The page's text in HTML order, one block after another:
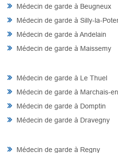
Médecin de garde à Beugneux
Médecin de garde à Silly-la-
Médecin de garde à Andelain
Médecin de garde à Maissemy
Médecin de garde à Le Thuel
Médecin de garde à Marchais-
Médecin de garde à Domptin
Médecin de garde à Dravegny
Médecin de garde à Regny